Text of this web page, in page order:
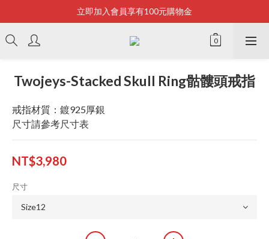
Bonjour~
立即加入會員享有100元購物金
全店滿2500即享免運
Twojeys-Stacked Skull Ring骷髏頭戒指
戒指材質：鍍925厚銀
尺寸請參考尺寸表
NT$3,980
尺寸